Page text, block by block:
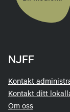
NJFF
Kontakt
Kontakt ditt
Om oss